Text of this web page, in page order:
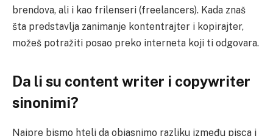
brendova, ali i kao frilenseri (freelancers). Kada znaš
šta predstavlja zanimanje kontentrajter i kopirajter,
možeš potražiti posao preko interneta koji ti odgovara.
Da li su content writer i copywriter
sinonimi?
Najpre bismo hteli da objasnimo razliku između pisca i